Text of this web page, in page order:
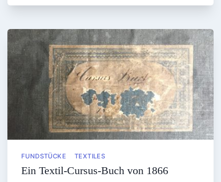
FUNDSTÜCKE TEXTILES
Ein Textil-Cursus-Buch von 1866